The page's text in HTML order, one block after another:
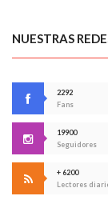
NUESTRAS
2292
Fans
19900
Seguidores
+ 6200
Lectores